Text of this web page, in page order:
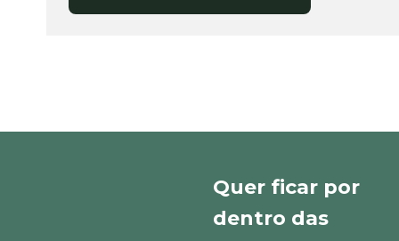
Quer ficar por
dentro das